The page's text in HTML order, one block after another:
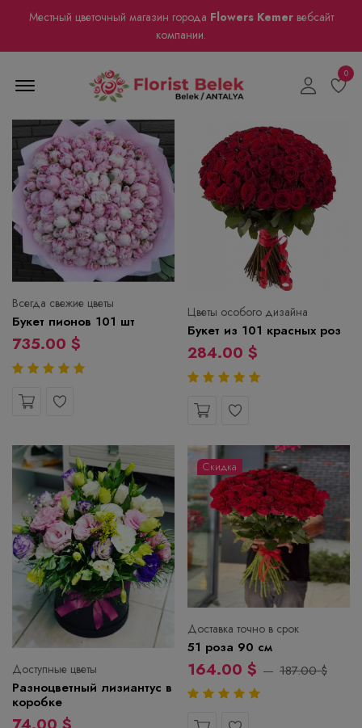
Местный цветочный магазин города Flowers Kemerвебсайт
компании.
Menu Open 0
Всегда свежие цветы
Букет пионов 101 шт
735.00 $
Цветы особого дизайна
Букет из 101 красных роз
284.00 $
Доступные цветы
Разноцветный лизиантус в
коробке
Скидка
Доставка точно в срок
51 роза 90 см
164.00 $ 187.00 $